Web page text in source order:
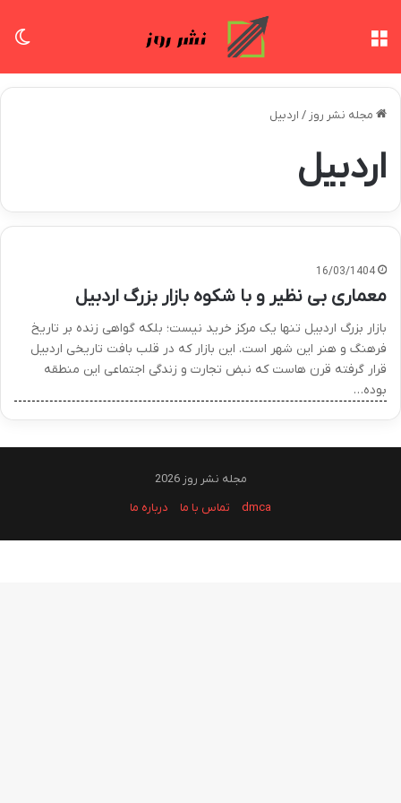
مجله نشر روز / اردبیل
اردبیل
16/03/1404
معماری بی نظیر و با شکوه بازار بزرگ اردبیل
بازار بزرگ اردبیل تنها یک مرکز خرید نیست؛ بلکه گواهی زنده بر تاریخ
فرهنگ و هنر این شهر است. این بازار که در قلب بافت تاریخی اردبیل
قرار گرفته قرن هاست که نبض تجارت و زندگی اجتماعی این منطقه
بوده…
مجله نشر روز 2026
dmca
تماس با ما درباره ما